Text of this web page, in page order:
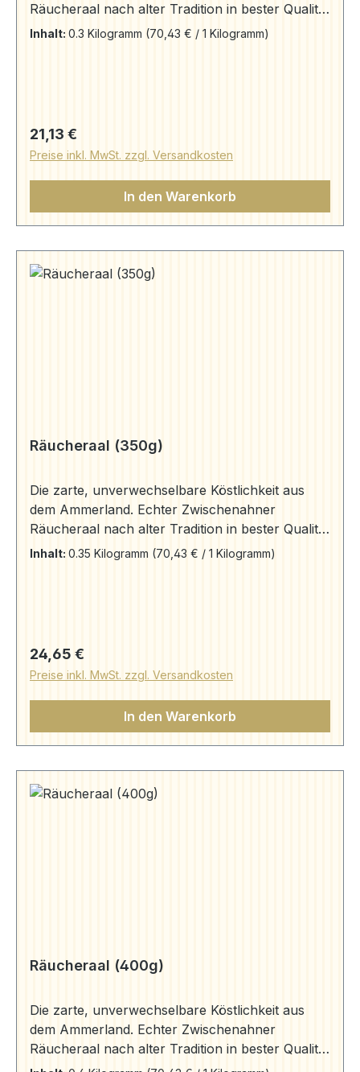
Räucheraal nach alter Tradition in bester Qualität
frisch aus dem Rauch auf Ihren Tisch.
Inhalt: 0.3 Kilogramm (70,43 € / 1 Kilogramm)
Regulärer Preis:
21,13 €
Preise inkl. MwSt. zzgl. Versandkosten
In den Warenkorb
Räucheraal (350g)
Die zarte, unverwechselbare Köstlichkeit aus
dem Ammerland. Echter Zwischenahner
Räucheraal nach alter Tradition in bester Qualität
frisch aus dem Rauch auf Ihren Tisch.
Inhalt: 0.35 Kilogramm (70,43 € / 1 Kilogramm)
Regulärer Preis:
24,65 €
Preise inkl. MwSt. zzgl. Versandkosten
In den Warenkorb
Räucheraal (400g)
Die zarte, unverwechselbare Köstlichkeit aus
dem Ammerland. Echter Zwischenahner
Räucheraal nach alter Tradition in bester Qualität
frisch aus dem Rauch auf Ihren Tisch.